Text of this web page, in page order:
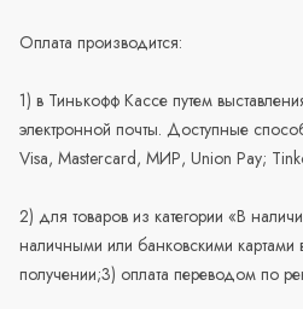
Оплата производится:
1) в Тинькофф Кассе путем
электронной почты. Доступные
Visa, Mastercard, МИР, Union Pay;
2) для товаров из категории «В
наличными или банковскими
получении;3) оплата переводом по